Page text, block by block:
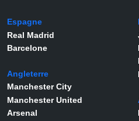
Espagne
Real Madrid
Barcelone
Angleterre
Manchester City
Manchester United
Arsenal